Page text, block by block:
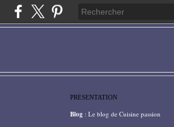
PRÉSENTATION
Blog : Le blog de Cuisine passion